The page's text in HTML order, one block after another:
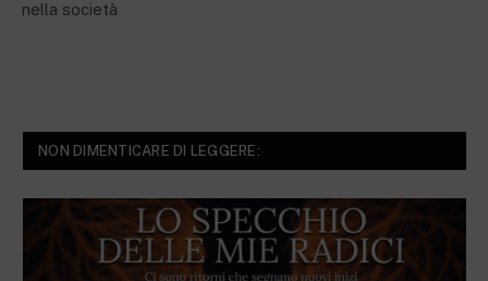
nella società
NON DIMENTICARE DI LEGGERE: